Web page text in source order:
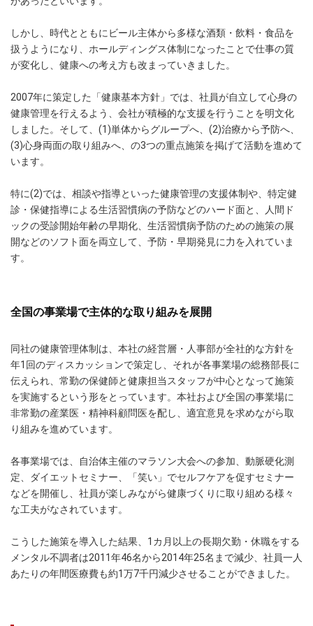
しかし、時代とともにビール主体から多様な酒類・飲料・食品を
扱うようになり、ホールディングス体制になったことで仕事の質
が変化し、健康への考え方も改まっていきました。
2007年に策定した「健康基本方針」では、社員が自立して心身の
健康管理を行えるよう、会社が積極的な支援を行うことを明文化
しました。そして、(1)単体からグループへ、(2)治療から予防へ、
(3)心身両面の取り組みへ、の3つの重点施策を掲げて活動を進めて
います。
特に(2)では、相談や指導といった健康管理の支援体制や、特定健
診・保健指導による生活習慣病の予防などのハード面と、人間ド
ックの受診開始年齢の早期化、生活習慣病予防のための施策の展
開などのソフト面を両立して、予防・早期発見に力を入れていま
す。
全国の事業場で主体的な取り組みを展開
同社の健康管理体制は、本社の経営層・人事部が全社的な方針を
年1回のディスカッションで策定し、それが各事業場の総務部長に
伝えられ、常勤の保健師と健康担当スタッフが中心となって施策
を実施するという形をとっています。本社および全国の事業場に
非常勤の産業医・精神科顧問医を配し、適宜意見を求めながら取
り組みを進めています。
各事業場では、自治体主催のマラソン大会への参加、動脈硬化測
定、ダイエットセミナー、「笑い」でセルフケアを促すセミナー
などを開催し、社員が楽しみながら健康づくりに取り組める様々
な工夫がなされています。
こうした施策を導入した結果、1カ月以上の長期欠勤・休職をする
メンタル不調者は2011年46名から2014年25名まで減少、社員一人
あたりの年間医療費も約1万7千円減少させることができました。